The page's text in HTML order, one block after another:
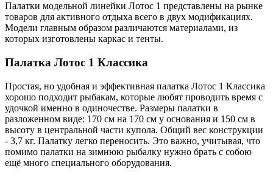
Палатки модельной линейки Лотос 1 представлены на рынке
товаров для активного отдыха всего в двух модификациях.
Модели главным образом различаются материалами, из
которых изготовлены каркас и тенты.
Палатка Лотос 1 Классика
Простая, но удобная и эффективная палатка Лотос 1 Классика
хорошо подходит рыбакам, которые любят проводить время с
удочкой именно в одиночестве. Размеры палатки в
разложенном виде: 170 см на 170 см у основания и 150 см в
высоту в центральной части купола. Общий вес конструкции
- 3,7 кг. Палатку легко переносить. Это важно, учитывая, что
помимо палатки на зимнюю рыбалку нужно брать с собою
ещё много специального оборудования.